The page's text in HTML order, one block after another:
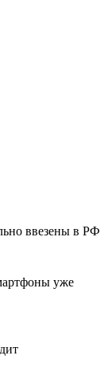
ввезены в РФ
уже